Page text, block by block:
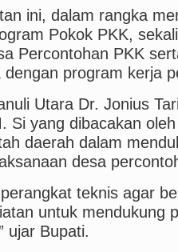
ini, dalam rangka
Pokok PKK,
Percontohan PKK
program kerja
Utara Dr. Jonius
Si yang dibacakan
daerah dalam
desa
teknis agar
untuk mendukung
ujar Bupati.